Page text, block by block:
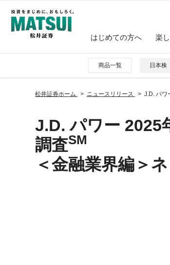
はじめての方へ 楽
商品一覧 日本株
松井証券ホーム ニュースリリース J.D. パワ
J.D. パワー 2025
調査SM
＜金融業界編＞